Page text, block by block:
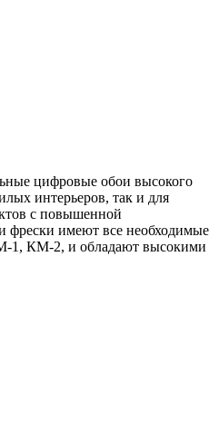
цифровые обои высокого
интерьеров, так и для
с повышенной
имеют все необходимые
1, КМ-2, и обладают высокими